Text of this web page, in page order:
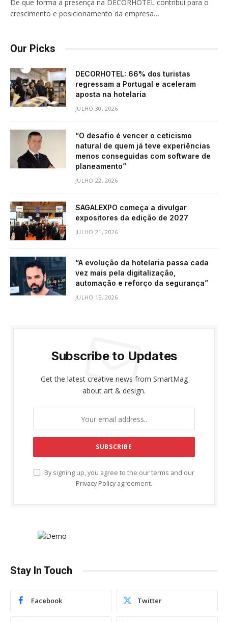
De que forma a presença na DECORHOTEL contribui para o
crescimento e posicionamento da empresa…
Our Picks
DECORHOTEL: 66% dos turistas
regressam a Portugal e aceleram
aposta na hotelaria
JULHO 30, 2026
“O desafio é vencer o ceticismo
natural de quem já teve experiências
menos conseguidas com software de
planeamento”
JULHO 22, 2026
SAGALEXPO começa a divulgar
expositores da edição de 2027
JULHO 21, 2026
“A evolução da hotelaria passa cada
vez mais pela digitalização,
automação e reforço da segurança”
JULHO 15, 2026
Subscribe to Updates
Get the latest creative news from SmartMag
about art & design.
By signing up, you agree to the our terms and our
Privacy Policy agreement.
Stay In Touch
Facebook Twitter